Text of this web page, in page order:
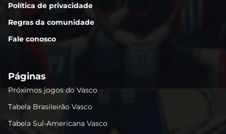
Política de privacidade
Regras da comunidade
Fale conosco
Páginas
Próximos jogos do Vasco
Tabela Brasileirão Vasco
Tabela Sul-Americana Vasco